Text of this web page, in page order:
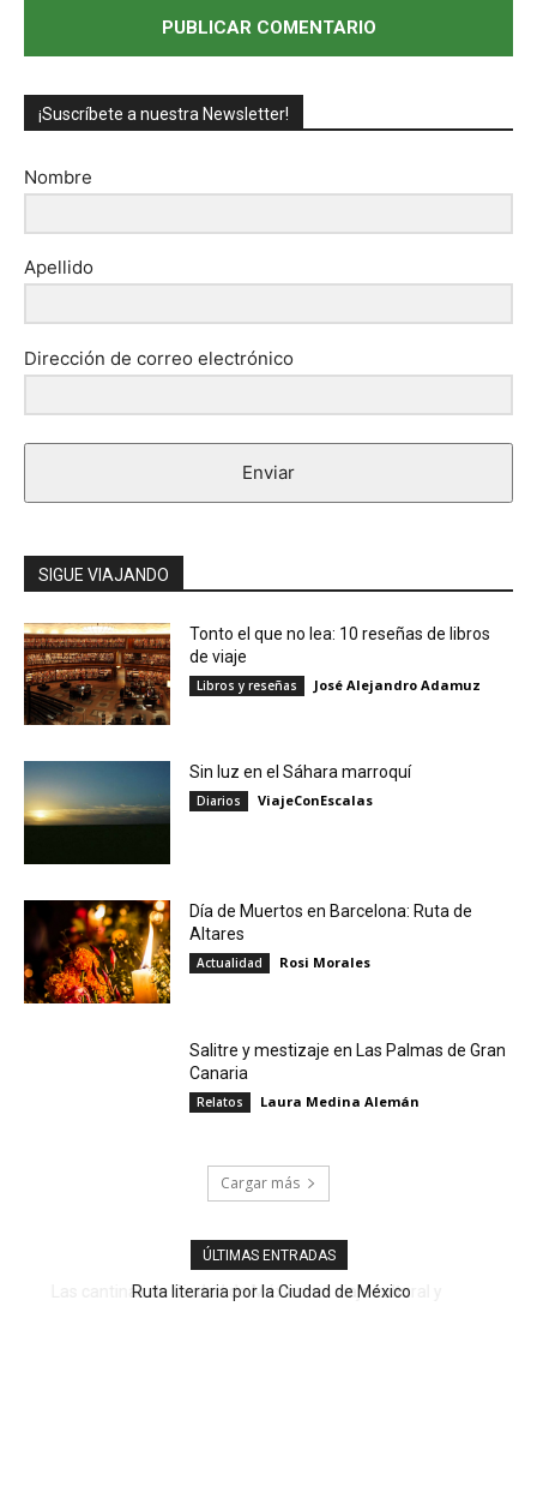
¡Suscríbete a nuestra Newsletter!
Nombre
Apellido
Dirección de correo electrónico
Enviar
SIGUE VIAJANDO
Tonto el que no lea: 10 reseñas de libros
de viaje
Libros y reseñas José Alejandro Adamuz
Sin luz en el Sáhara marroquí
Diarios ViajeConEscalas
Día de Muertos en Barcelona: Ruta de
Altares
Actualidad Rosi Morales
Salitre y mestizaje en Las Palmas de Gran
Canaria
Relatos Laura Medina Alemán
Cargar más
ÚLTIMAS ENTRADAS
Ruta literaria por la Ciudad de México